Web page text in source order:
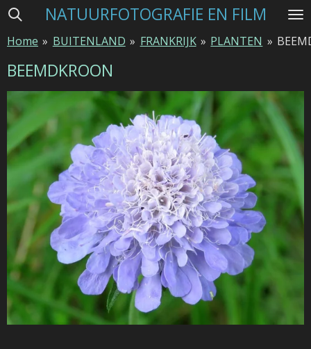
Ga
naar
de
NATUURFOTOGRAFIE EN FILM
Home » BUITENLAND » FRANKRIJK » PLANTEN »
BEEMDKROON